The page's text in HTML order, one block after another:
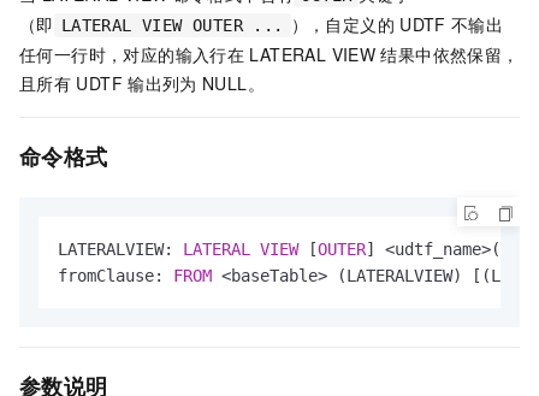
（即 LATERAL VIEW OUTER ... ），自定义的 UDTF 不输出
任何一行时，对应的输入行在 LATERAL VIEW 结果中依然保留，
且所有 UDTF 输出列为 NULL。
命令格式
LATERALVIEW: LATERAL VIEW [OUTER] <udtf_name>(
fromClause: FROM <baseTable> (LATERALVIEW)
参数说明